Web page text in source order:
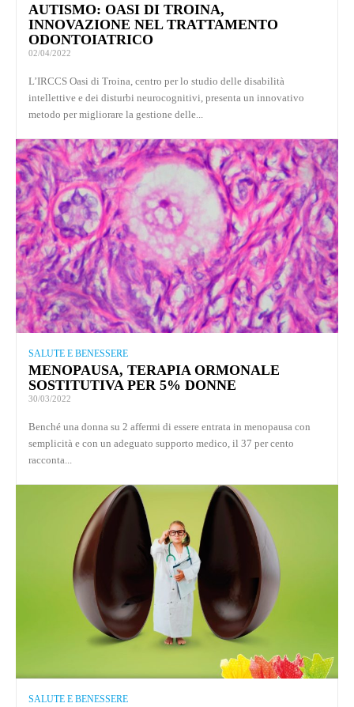
AUTISMO: OASI DI TROINA,
INNOVAZIONE NEL TRATTAMENTO
ODONTOIATRICO
02/04/2022
L’IRCCS Oasi di Troina, centro per lo studio delle disabilità
intellettive e dei disturbi neurocognitivi, presenta un innovativo
metodo per migliorare la gestione delle...
SALUTE E BENESSERE
MENOPAUSA, TERAPIA ORMONALE
SOSTITUTIVA PER 5% DONNE
30/03/2022
Benché una donna su 2 affermi di essere entrata in menopausa con
semplicità e con un adeguato supporto medico, il 37 per cento
racconta...
SALUTE E BENESSERE